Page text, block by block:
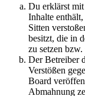
Du erklärst mit
Inhalte
Sitten
besitzt, die in
zu setzen
Der Betreiber
Verstößen
Board
Abmahnung